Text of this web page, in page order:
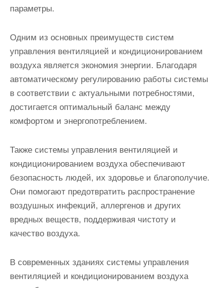
параметры.
Одним из основных преимуществ систем
управления вентиляцией и кондиционированием
воздуха является экономия энергии. Благодаря
автоматическому регулированию работы системы
в соответствии с актуальными потребностями,
достигается оптимальный баланс между
комфортом и энергопотреблением.
Также системы управления вентиляцией и
кондиционированием воздуха обеспечивают
безопасность людей, их здоровье и благополучие.
Они помогают предотвратить распространение
воздушных инфекций, аллергенов и других
вредных веществ, поддерживая чистоту и
качество воздуха.
В современных зданиях системы управления
вентиляцией и кондиционированием воздуха